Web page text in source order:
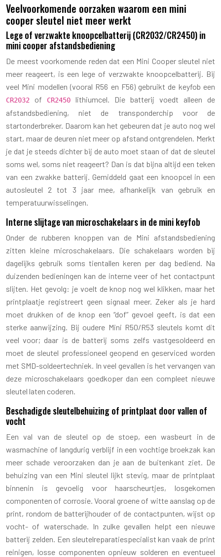
Veelvoorkomende oorzaken waarom een mini
cooper sleutel niet meer werkt
Lege of verzwakte knoopcelbatterij (CR2032/CR2450) in
mini cooper afstandsbediening
De meest voorkomende reden dat een Mini Cooper sleutel niet
meer reageert, is een lege of verzwakte knoopcelbatterij. Bij
veel Mini modellen (vooral R56 en F56) gebruikt de keyfob een
CR2032 of CR2450 lithiumcel. Die batterij voedt alleen de
afstandsbediening, niet de transponderchip voor de
startonderbreker. Daarom kan het gebeuren dat je auto nog wel
start, maar de deuren niet meer op afstand ontgrendelen. Merkt
je dat je steeds dichter bij de auto moet staan of dat de sleutel
soms wel, soms niet reageert? Dan is dat bijna altijd een teken
van een zwakke batterij. Gemiddeld gaat een knoopcel in een
autosleutel 2 tot 3 jaar mee, afhankelijk van gebruik en
temperatuurwisselingen.
Interne slijtage van microschakelaars in de mini keyfob
Onder de rubberen knoppen van de Mini afstandsbediening
zitten kleine microschakelaars. Die schakelaars worden bij
dagelijks gebruik soms tientallen keren per dag bediend. Na
duizenden bedieningen kan de interne veer of het contactpunt
slijten. Het gevolg: je voelt de knop nog wel klikken, maar het
printplaatje registreert geen signaal meer. Zeker als je hard
moet drukken of de knop een “dof” gevoel geeft, is dat een
sterke aanwijzing. Bij oudere Mini R50/R53 sleutels komt dit
veel voor; daar is de batterij soms zelfs vastgesoldeerd en
moet de sleutel professioneel geopend en geserviced worden
met SMD-soldeertechniek. In veel gevallen is het vervangen van
deze microschakelaars goedkoper dan een compleet nieuwe
sleutel laten coderen.
Beschadigde sleutelbehuizing of printplaat door vallen of
vocht
Een val van de sleutel op de stoep, een wasbeurt in de
wasmachine of langdurig verblijf in een vochtige broekzak kan
meer schade veroorzaken dan je aan de buitenkant ziet. De
behuizing van een Mini sleutel lijkt stevig, maar de printplaat
binnenin is gevoelig voor haarscheurtjes, losgekomen
componenten of corrosie. Vooral groene of witte aanslag op de
print, rondom de batterijhouder of de contactpunten, wijst op
vocht- of waterschade. In zulke gevallen helpt een nieuwe
batterij zelden. Een sleutelreparatiespecialist kan vaak de print
reinigen, losse componenten opnieuw solderen en eventueel